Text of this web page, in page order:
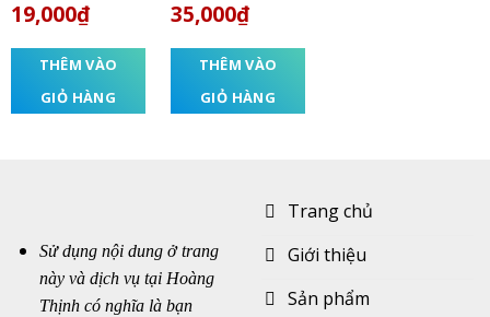
hạng5.005
sao
19,000₫
THÊM VÀO
GIỎ HÀNG
hạng5.005
sao
35,000₫
THÊM VÀO
GIỎ HÀNG
Sử dụng nội dung ở trang
này và dịch vụ tại Hoàng
Thịnh có nghĩa là bạn
Trang chủ
Giới thiệu
Sản phẩm